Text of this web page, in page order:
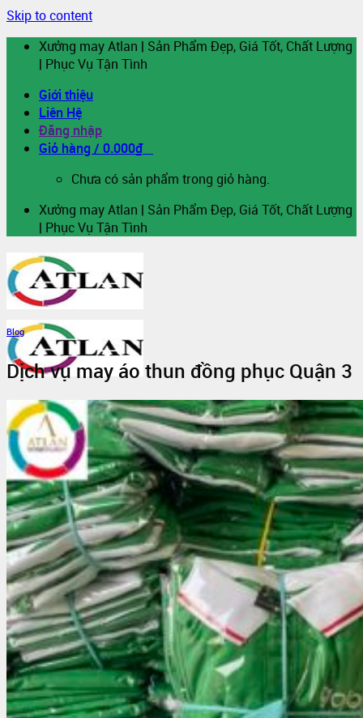
Skip to content
Xưởng may Atlan | Sản Phẩm Đẹp, Giá Tốt, Chất Lượng
| Phục Vụ Tận Tình
Giới thiệu
Liên Hệ
Đăng nhập
Giỏ hàng / 0.000₫
Chưa có sản phẩm trong giỏ hàng.
Xưởng may Atlan | Sản Phẩm Đẹp, Giá Tốt, Chất Lượng
| Phục Vụ Tận Tình
Trang Chủ
Giới thiệu
Vải Thun
Tin Tức
Áo Thun Đồng Phục
Áo Thun Đồng Phục Quán Cafe
Áo Thun Đồng Phục Mầm Non
Áo Thun Đồng Phục Công Nhân
Áo thun teambuilding đi biển
Áo Thun Nhóm
Áo Thun Lớp
Đồng Phục Công Nhân
In Áo Đồng Phục
May Áo Thun Quảng Cáo – Áo Thun Sự Kiện
Sỉ Áo Thun
Áo thun trơn giá sỉ
Blog
Dịch vụ may áo thun đồng phục Quận 3